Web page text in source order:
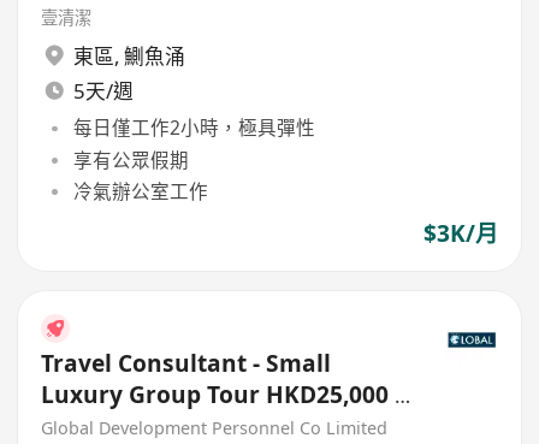
壹清潔
東區, 鰂魚涌
5天/週
每日僅工作2小時，極具彈性
享有公眾假期
冷氣辦公室工作
$3K/月
Travel Consultant - Small
Luxury Group Tour HKD25,000 -
30,000
Global Development Personnel Co Limited